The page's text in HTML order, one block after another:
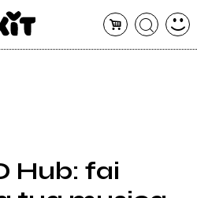
Hub: fai